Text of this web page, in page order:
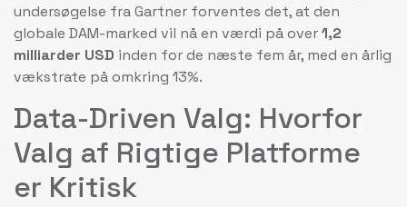
undersøgelse fra Gartner forventes det, at den
globale DAM-marked vil nå en værdi på over1,2
milliarder USD inden for de næste fem år, med en årlig
vækstrate på omkring 13%.
Data-Driven Valg: Hvorfor
Valg af Rigtige Platforme
er Kritisk